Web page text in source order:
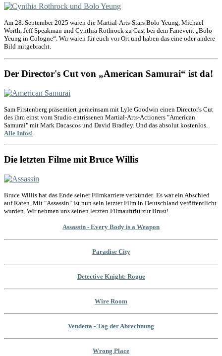
Am 28. September 2025 waren die Martial-Arts-Stars Bolo Yeung, Michael
Worth, Jeff Speakman und Cynthia Rothrock zu Gast bei dem Fanevent „Bolo
Yeung in Cologne“. Wir waren für euch vor Ort und haben das eine oder andere
Bild mitgebracht.
Der Director's Cut von „American Samurai“ ist da!
Sam Firstenberg präsentiert gemeinsam mit Lyle Goodwin einen Director's Cut
des ihm einst vom Studio entrissenen Martial-Arts-Actioners "American
Samurai" mit Mark Dacascos und David Bradley. Und das absolut kostenlos.
Alle Infos!
Die letzten Filme mit Bruce Willis
Bruce Willis hat das Ende seiner Filmkarriere verkündet. Es war ein Abschied
auf Raten. Mit "Assassin" ist nun sein letzter Film in Deutschland veröffentlicht
wurden. Wir nehmen uns seinen letzten Filmauftritt zur Brust!
Assassin - Every Body is a Weapon
Paradise City
Detective Knight: Rogue
Wire Room
Vendetta - Tag der Abrechnung
Wrong Place